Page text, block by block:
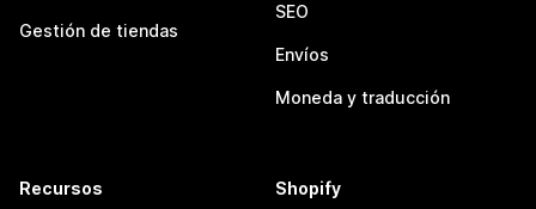
Gestión de tiendas
SEO
Envíos
Moneda y traducción
Recursos Shopify